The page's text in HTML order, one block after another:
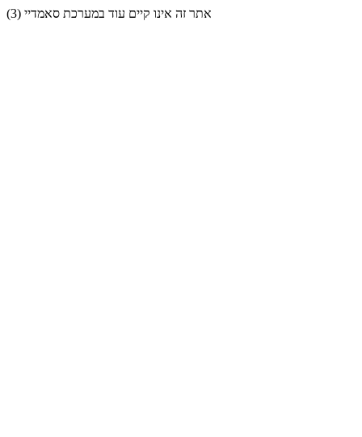
אתר זה אינו קיים עוד במערכת סאמדיי (3)